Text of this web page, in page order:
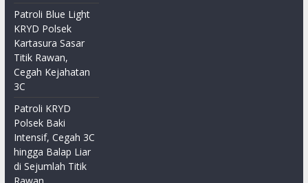
Patroli Blue Light
KRYD Polsek
Kartasura Sasar
Titik Rawan,
Cegah Kejahatan
3C
Patroli KRYD
Polsek Baki
Intensif, Cegah 3C
hingga Balap Liar
di Sejumlah Titik